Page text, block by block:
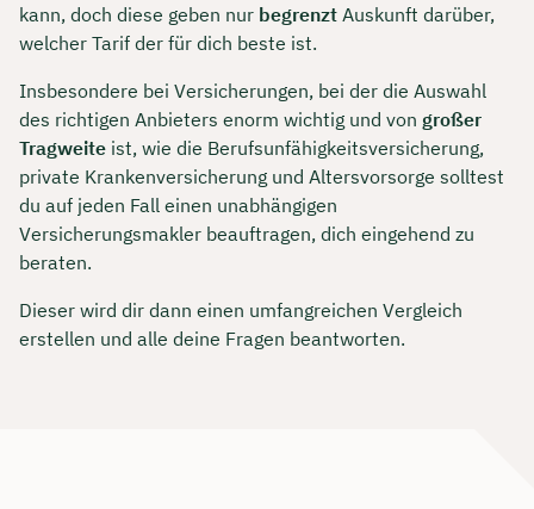
kann, doch diese geben nur begrenzt Auskunft darüber,
welcher Tarif der für dich beste ist.
Insbesondere bei Versicherungen, bei der die Auswahl
des richtigen Anbieters enorm wichtig und von großer
Tragweite ist, wie die Berufsunfähigkeitsversicherung,
private Krankenversicherung und Altersvorsorge solltest
du auf jeden Fall einen unabhängigen
Versicherungsmakler beauftragen, dich eingehend zu
beraten.
Dieser wird dir dann einen umfangreichen Vergleich
erstellen und alle deine Fragen beantworten.